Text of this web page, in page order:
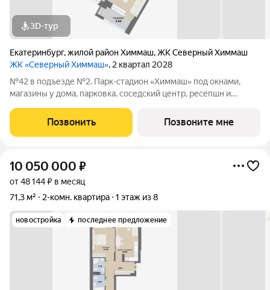
3D-тур
Екатеринбург,жилой район Химмаш,ЖК Северный Химмаш
ЖК «Северный Химмаш», 2 квартал 2028
№42 в подъезде №2. Парк-стадион «Химмаш» под окнами,
магазины у дома, парковка, соседский центр, ресепшн и
Северном Химмаше это комфортные дома со всей
необходимой для жизни инфраструктурой,
Позвонить Позвоните мне
10 050 000 ₽
от 48 144 ₽ в месяц
71,3 м²
2-комн. квартира 1 этаж из 8
новостройка последнее предложение